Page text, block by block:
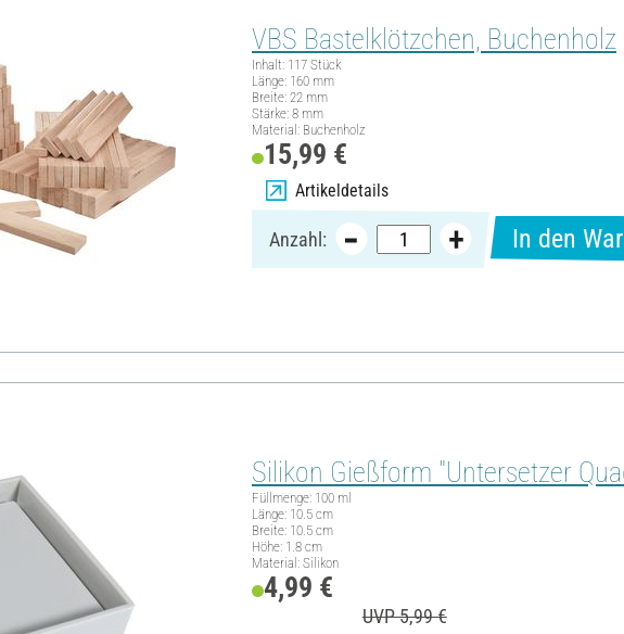
VBS Bastelklötzchen, Buchenholz
Inhalt: 117 Stück
Länge: 160 mm
Breite: 22 mm
Stärke: 8 mm
Material: Buchenholz
15,99 €
Artikeldetails
Anzahl: In den
Silikon Gießform "Untersetzer
Füllmenge: 100 ml
Länge: 10.5 cm
Breite: 10.5 cm
Höhe: 1.8 cm
Material: Silikon
4,99 €
UVP 5,99 €